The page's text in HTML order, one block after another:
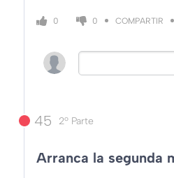
0 0 COMPARTIR
45 2º Parte
Arranca la segunda